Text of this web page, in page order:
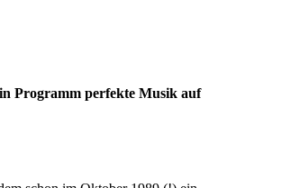
Programm perfekte Musik auf